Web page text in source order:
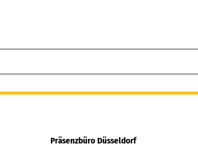
überdacht, interpretiert und kann besprochen oder
Erzeugnissen und Aktivitäten liegen deshalb die
auch das zu sehen.Präsenzbüro Düsseldorf